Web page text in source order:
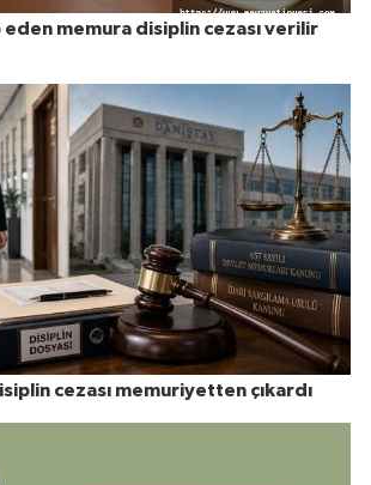
eden memura disiplin cezası verilir
cezası memuriyetten çıkardı